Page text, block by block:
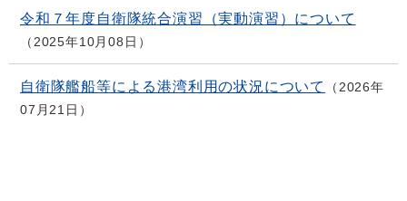
令和７年度自衛隊統合演習（実動演習）について
2025年10月08日
自衛隊艦船等による港湾利用の状況について
2026年
07月21日